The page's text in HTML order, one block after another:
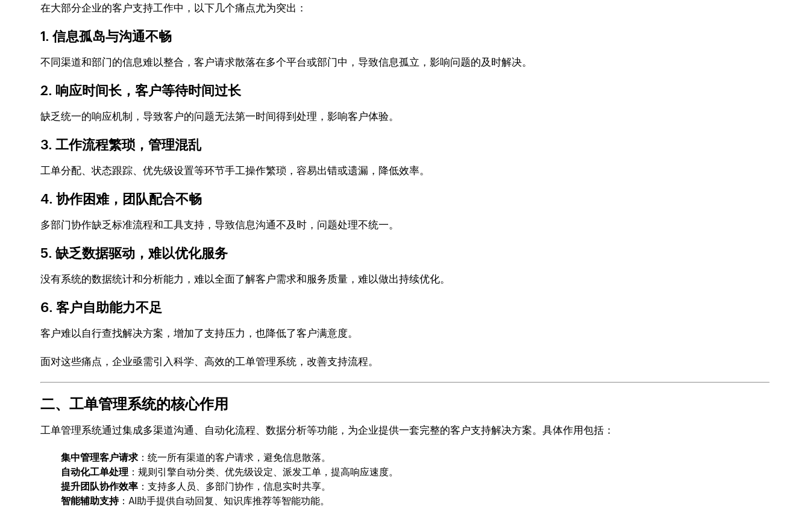
在大部分企业的客户支持工作中，以下几个痛点尤为突出：
1. 信息孤岛与沟通不畅
不同渠道和部门的信息难以整合，客户请求散落在多个平台或部门中，导致信息孤立，影响问题的及时解决。
2. 响应时间长，客户等待时间过长
缺乏统一的响应机制，导致客户的问题无法第一时间得到处理，影响客户体验。
3. 工作流程繁琐，管理混乱
工单分配、状态跟踪、优先级设置等环节手工操作繁琐，容易出错或遗漏，降低效率。
4. 协作困难，团队配合不畅
多部门协作缺乏标准流程和工具支持，导致信息沟通不及时，问题处理不统一。
5. 缺乏数据驱动，难以优化服务
没有系统的数据统计和分析能力，难以全面了解客户需求和服务质量，难以做出持续优化。
6. 客户自助能力不足
客户难以自行查找解决方案，增加了支持压力，也降低了客户满意度。
面对这些痛点，企业亟需引入科学、高效的工单管理系统，改善支持流程。
二、工单管理系统的核心作用
工单管理系统通过集成多渠道沟通、自动化流程、数据分析等功能，为企业提供一套完整的客户支持解决方案。具体作用包括：
集中管理客户请求：统一所有渠道的客户请求，避免信息散落。
自动化工单处理 ：规则引擎自动分类、优先级设定、派发工单，提高响应速度。
提升团队协作效率 ：支持多人员、多部门协作，信息实时共享。
智能辅助支持：AI助手提供自动回复、知识库推荐等智能功能。